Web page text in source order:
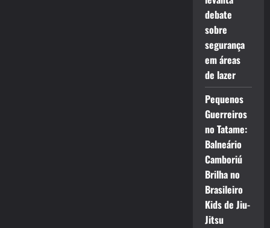
debate
sobre
segurança
em áreas
de lazer
Pequenos
Guerreiros
no Tatame:
Balneário
Camboriú
Brilha no
Brasileiro
Kids de Jiu-
Jitsu